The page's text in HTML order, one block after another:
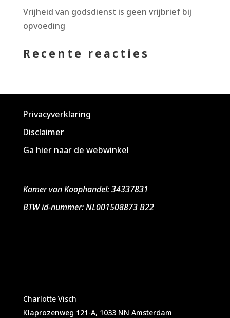
Vrijheid van godsdienst is geen vrijbrief bij
opvoeding
Recente reacties
Privacyverklaring
Disclaimer
Ga hier naar de webwinkel
Kamer van Koophandel: 34337831
BTW id-nummer: NL001508873 B22
Charlotte Visch
Klaprozenweg 121-A, 1033 NN Amsterdam